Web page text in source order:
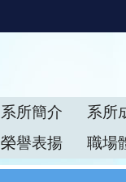
系所簡介
系所
榮譽表揚 職場